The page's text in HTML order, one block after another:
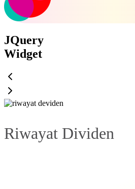
JQuery
Widget
Riwayat Dividen